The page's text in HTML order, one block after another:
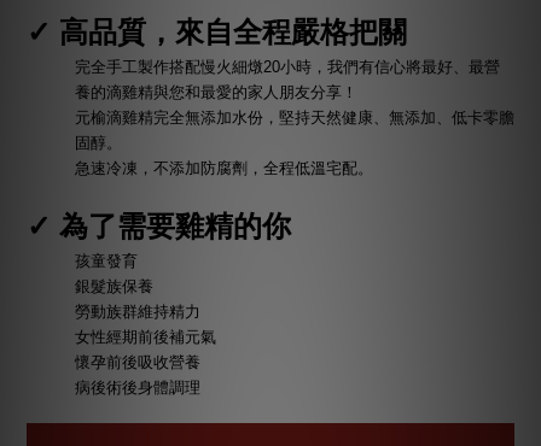
✓ 高品質，來自全程嚴格把關
完全手工製作搭配慢火細燉20小時，我們有信心將最好、最營
養的滴雞精與您和最愛的家人朋友分享！
元榆滴雞精完全無添加水份，堅持天然健康、無添加、低卡零膽
固醇。
急速冷凍，不添加防腐劑，全程低溫宅配。
✓ 為了需要雞精的你
孩童發育
銀髮族保養
勞動族群維持精力
女性經期前後補元氣
懷孕前後吸收營養
病後術後身體調理